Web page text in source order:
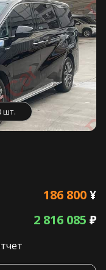
шт.
186 800¥
2 816 085 ₽